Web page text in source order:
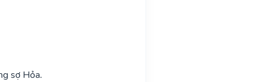
sợ Hỏa.